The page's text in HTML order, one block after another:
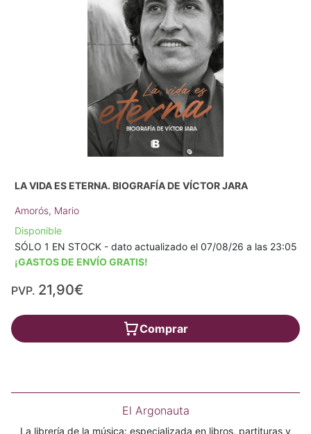
LA VIDA ES ETERNA. BIOGRAFÍA DE VÍCTOR JARA
Amorós, Mario
Disponible
SÓLO 1 EN STOCK - dato actualizado el 07/08/26 a las 23:05
¡GASTOS DE ENVÍO GRATIS!
PVP. 21,90€
Comprar
El Argonauta
La librería de la música: especializada en libros, partituras y